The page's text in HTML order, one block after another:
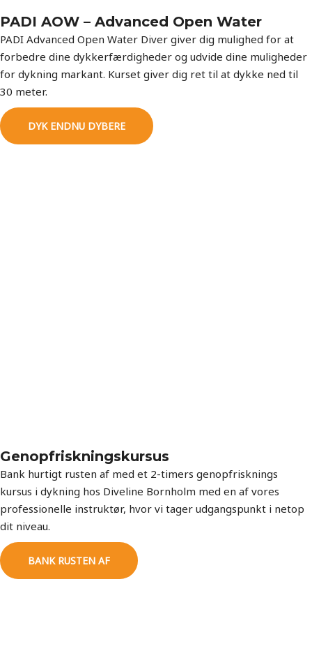
PADI AOW – Advanced Open Water
PADI Advanced Open Water Diver giver dig mulighed for at
forbedre dine dykkerfærdigheder og udvide dine muligheder
for dykning markant. Kurset giver dig ret til at dykke ned til
30 meter.
DYK ENDNU DYBERE
Genopfriskningskursus
Bank hurtigt rusten af med et 2-timers genopfrisknings
kursus i dykning hos Diveline Bornholm med en af vores
professionelle instruktør, hvor vi tager udgangspunkt i netop
dit niveau.
BANK RUSTEN AF